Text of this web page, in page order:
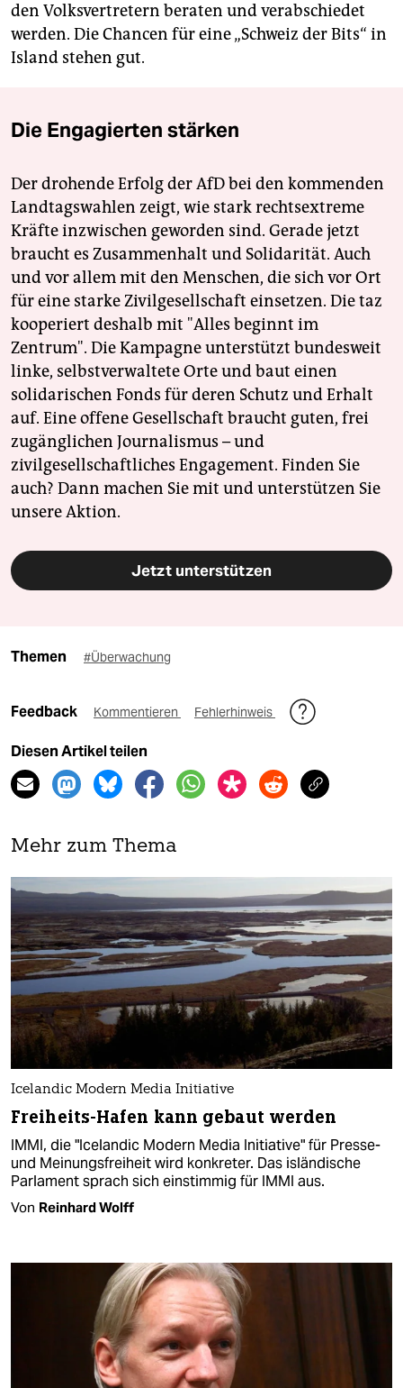
den Volksvertretern beraten und verabschiedet
werden. Die Chancen für eine „Schweiz der Bits“ in
Island stehen gut.
Die Engagierten stärken
Der drohende Erfolg der AfD bei den kommenden
Landtagswahlen zeigt, wie stark rechtsextreme
Kräfte inzwischen geworden sind. Gerade jetzt
braucht es Zusammenhalt und Solidarität. Auch
und vor allem mit den Menschen, die sich vor Ort
für eine starke Zivilgesellschaft einsetzen. Die taz
kooperiert deshalb mit "Alles beginnt im
Zentrum". Die Kampagne unterstützt bundesweit
linke, selbstverwaltete Orte und baut einen
solidarischen Fonds für deren Schutz und Erhalt
auf. Eine offene Gesellschaft braucht guten, frei
zugänglichen Journalismus – und
zivilgesellschaftliches Engagement. Finden Sie
auch? Dann machen Sie mit und unterstützen Sie
unsere Aktion.
Jetzt unterstützen
Themen #Überwachung
Feedback Kommentieren Fehlerhinweis
Diesen Artikel teilen
Mehr zum Thema
Icelandic Modern Media Initiative
Freiheits-Hafen kann gebaut werden
IMMI, die "Icelandic Modern Media Initiative" für Presse-
und Meinungsfreiheit wird konkreter. Das isländische
Parlament sprach sich einstimmig für IMMI aus.
Von Reinhard Wolff